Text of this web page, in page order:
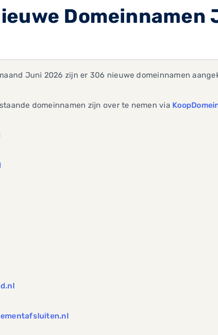
Domeinnamen
Juni 2026 zijn er 306 nieuwe domeinnamen
domeinnamen zijn over te nemen via